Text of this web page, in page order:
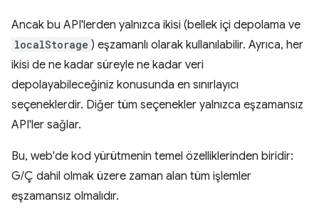
Ancak bu API'lerden yalnızca ikisi (bellek içi depolama ve
localStorage ) eşzamanlı olarak kullanılabilir. Ayrıca, her
ikisi de ne kadar süreyle ne kadar veri
depolayabileceğiniz konusunda en sınırlayıcı
seçeneklerdir. Diğer tüm seçenekler yalnızca eşzamansız
API'ler sağlar.
Bu, web'de kod yürütmenin temel özelliklerinden biridir:
G/Ç dahil olmak üzere zaman alan tüm işlemler
eşzamansız olmalıdır.